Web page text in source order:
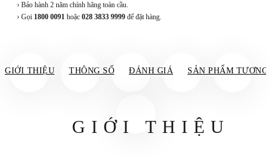
› Bảo hành 2 năm chính hãng toàn cầu.
› Gọi 1800 0091 hoặc 028 3833 9999 để đặt hàng.
GIỚI THIỆU THÔNG SỐ ĐÁNH GIÁ SẢN PHẨM TƯƠNG
GIỚI THIỆU